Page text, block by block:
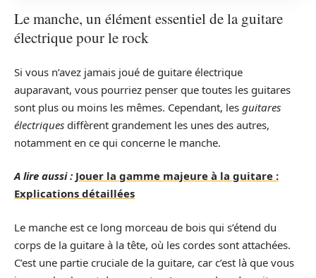
Le manche, un élément essentiel de la guitare
électrique pour le rock
Si vous n’avez jamais joué de guitare électrique
auparavant, vous pourriez penser que toutes les guitares
sont plus ou moins les mêmes. Cependant, les guitares
électriques diffèrent grandement les unes des autres,
notamment en ce qui concerne le manche.
A lire aussi : Jouer la gamme majeure à la guitare :
Explications détaillées
Le manche est ce long morceau de bois qui s’étend du
corps de la guitare à la tête, où les cordes sont attachées.
C’est une partie cruciale de la guitare, car c’est là que vous